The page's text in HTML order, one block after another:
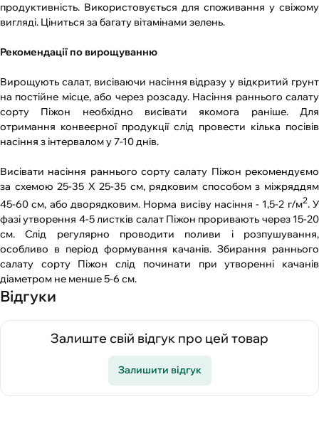
продуктивність. Використовується для споживання у свіжому
вигляді. Ціниться за багату вітамінами зелень.
Рекомендації по вирощуванню
Вирощують салат, висіваючи насіння відразу у відкритий грунт
на постійне місце, або через розсаду. Насіння раннього салату
сорту Піжон необхідно висівати якомога раніше. Для
отримання конвеєрної продукції слід провести кілька посівів
насіння з інтервалом у 7-10 днів.
Висівати насіння раннього сорту салату Піжон рекомендуємо
за схемою 25-35 Х 25-35 см, рядковим способом з міжряддям
45-60 см, або дворядковим. Норма висіву насіння - 1,5-2 г/м2. У
фазі утворення 4-5 листків салат Піжон проривають через 15-20
см. Слід регулярно проводити поливи і розпушування,
особливо в період формування качанів. Збирання раннього
салату сорту Піжон слід починати при утворенні качанів
діаметром не менше 5-6 см.
Відгуки
Залиште свій відгук про цей товар
Залишити відгук